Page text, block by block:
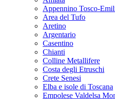
Appennino Tosco-
Area del Tufo
Aretino
Argentario
Casentino
Chianti
Colline Metallifere
Costa degli Etruschi
Crete Senesi
Elba e isole di Toscana
Empolese Valdelsa